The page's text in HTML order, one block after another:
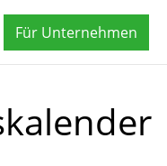
Für Unternehmen